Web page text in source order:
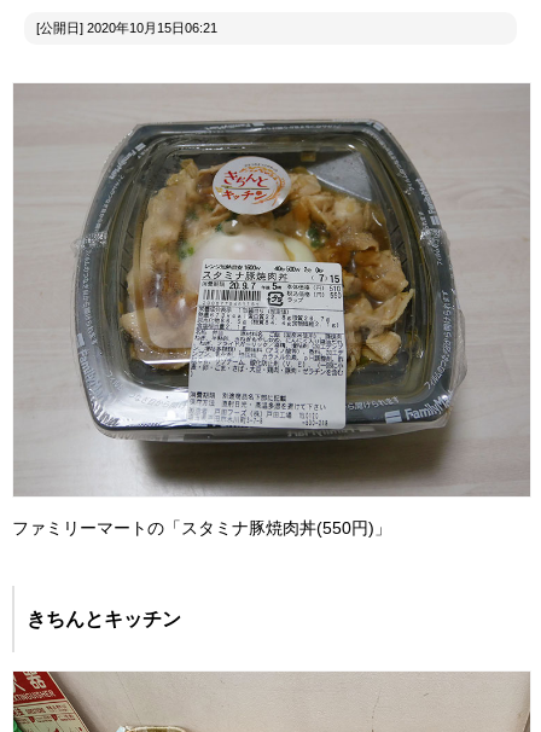
[公開日] 2020年10月15日06:21
ファミリーマートの「スタミナ豚焼肉丼(550円)」
きちんとキッチン